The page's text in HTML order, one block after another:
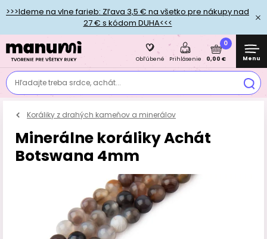
>>>Ideme na vlne farieb: Zľava 3,5 € na všetko pre nákupy nad
27 € s kódom DUHA<<<
Hľadajte treba srdce, achát...
Obľúbené Prihlásenie
0
0,00 € Menu
Koráliky z drahých kameňov a minerálov
Minerálne koráliky Achát
Botswana 4mm